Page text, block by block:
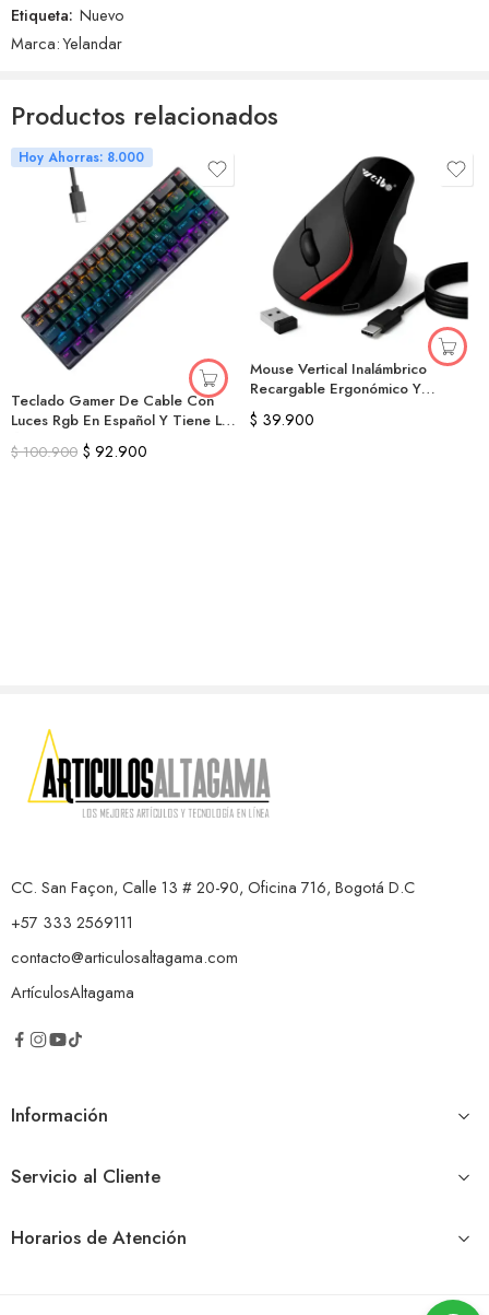
Etiqueta: Nuevo
Marca:Yelandar
Productos relacionados
Hoy Ahorras: 8.000
Teclado Gamer De Cable Con
Luces Rgb En Español Y Tiene La
Ñ
$100.900 $ 92.900
Mouse Vertical Inalámbrico
Recargable Ergonómico Y
Receptor
$ 39.900
CC. San Façon, Calle 13 # 20-90, Oficina 716, Bogotá D.C
+57 333 2569111
contacto@articulosaltagama.com
ArtículosAltagama
Información
Servicio al Cliente
Horarios de Atención